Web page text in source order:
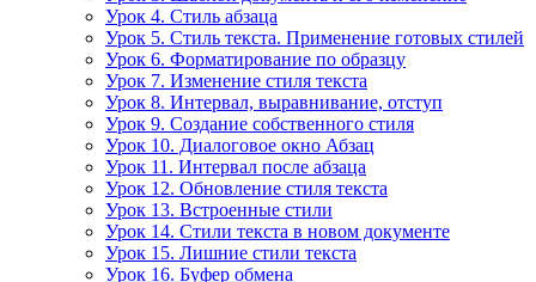
Урок 4. Стиль абзаца
Урок 5. Стиль текста. Применение готовых стилей
Урок 6. Форматирование по образцу
Урок 7. Изменение стиля текста
Урок 8. Интервал, выравнивание, отступ
Урок 9. Создание собственного стиля
Урок 10. Диалоговое окно Абзац
Урок 11. Интервал после абзаца
Урок 12. Обновление стиля текста
Урок 13. Встроенные стили
Урок 14. Стили текста в новом документе
Урок 15. Лишние стили текста
Урок 16. Буфер обмена